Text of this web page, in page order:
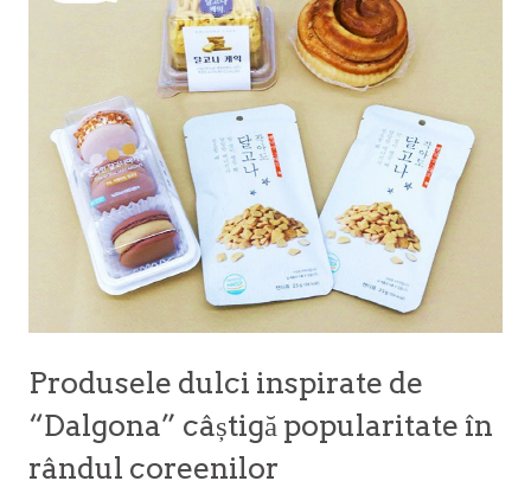
Produsele dulci inspirate de
“Dalgona” câștigă popularitate în
rândul coreenilor